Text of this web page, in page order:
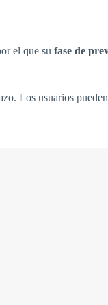
el que su fase de
Los usuarios